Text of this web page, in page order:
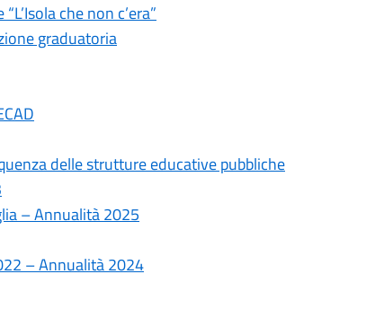
che non c’era”
graduatoria
delle strutture educative pubbliche
– Annualità 2025
– Annualità 2024